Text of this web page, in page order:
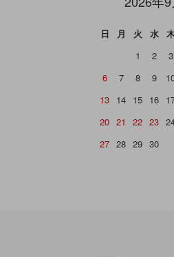
日 月 火 水
1
2 3
6
7 8 9
13 14 15 16
20 21 22 23
27 28 29 30